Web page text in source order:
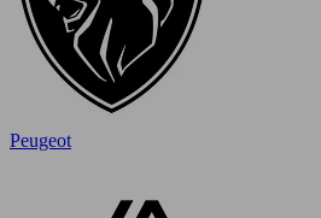
Peugeot